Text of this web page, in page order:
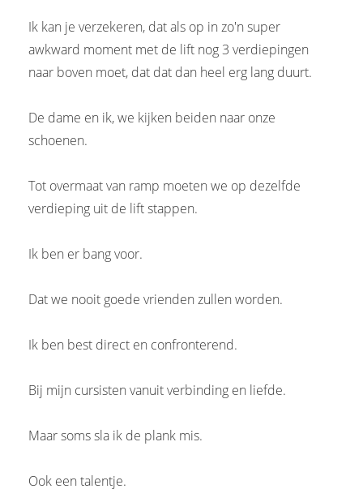
Ik kan je verzekeren, dat als op in zo'n super
awkward moment met de lift nog 3 verdiepingen
naar boven moet, dat dat dan heel erg lang duurt.
De dame en ik, we kijken beiden naar onze
schoenen.
Tot overmaat van ramp moeten we op dezelfde
verdieping uit de lift stappen.
Ik ben er bang voor.
Dat we nooit goede vrienden zullen worden.
Ik ben best direct en confronterend.
Bij mijn cursisten vanuit verbinding en liefde.
Maar soms sla ik de plank mis.
Ook een talentje.